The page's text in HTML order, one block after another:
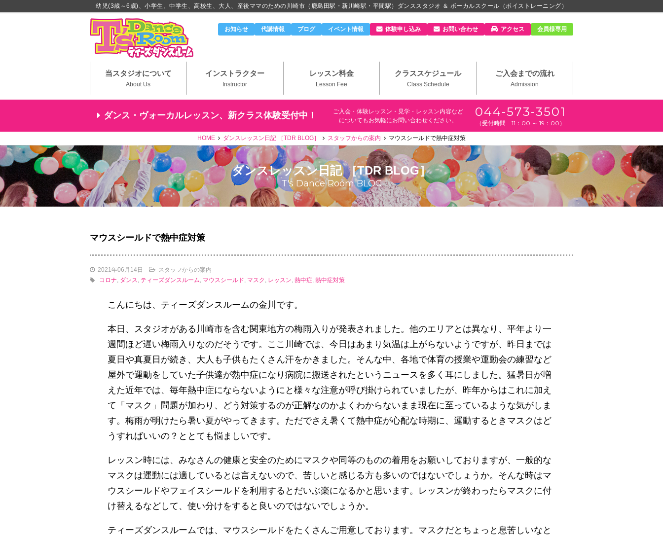
幼児(3歳～6歳)、小学生、中学生、高校生、大人、産後ママのための川崎市（鹿島田駅・新川崎駅・平間駅）ダンススタジオ ＆ ボーカルスクール（ボイストレーニング）
川崎市のダンススタジオ＆ボーカルスクール「T's Dance Room」
お知らせ 代講情報 ブログ イベント情報 体験申し込み お問い合わせ アクセス 会員様専用
当スタジオについて
About Us
インストラクター
Instructor
レッスン料金
Lesson Fee
クラススケジュール
Class Schedule
ご入会までの流れ
Admission
ダンス・ヴォーカルレッスン、新クラス体験受付中！
ご入会・体験レッスン・見学・レッスン内容など
についてもお気軽にお問い合わせください。
044-573-3501
（受付時間 11：00 ～ 19：00）
HOME ダンスレッスン日記 ［TDR BLOG］ スタッフからの案内 マウスシールドで熱中症対策
ダンスレッスン日記 ［TDR BLOG］
T's Dance Room BLOG
マウスシールドで熱中症対策
2021年06月14日
スタッフからの案内
コロナ, ダンス, ティーズダンスルーム, マウスシールド, マスク , レッスン, 熱中症, 熱中症対策
こんにちは、ティーズダンスルームの金川です。
本日、スタジオがある川崎市を含む関東地方の梅雨入りが発表されました。他のエリアとは異なり、平年より一
週間ほど遅い梅雨入りなのだそうです。ここ川崎では、今日はあまり気温は上がらないようですが、昨日までは
夏日や真夏日が続き、大人も子供もたくさん汗をかきました。そんな中、各地で体育の授業や運動会の練習など
屋外で運動をしていた子供達が熱中症になり病院に搬送されたというニュースを多く耳にしました。猛暑日が増
えた近年では、毎年熱中症にならないようにと様々な注意が呼び掛けられていましたが、昨年からはこれに加え
て「マスク」問題が加わり、どう対策するのが正解なのかよくわからないまま現在に至っているような気がしま
す。梅雨が明けたら暑い夏がやってきます。ただでさえ暑くて熱中症が心配な時期に、運動するときマスクはど
うすればいいの？ととても悩ましいです。
レッスン時には、みなさんの健康と安全のためにマスクや同等のものの着用をお願いしておりますが、一般的な
マスクは運動には適しているとは言えないので、苦しいと感じる方も多いのではないでしょうか。そんな時はマ
ウスシールドやフェイスシールドを利用するとだいぶ楽になるかと思います。レッスンが終わったらマスクに付
け替えるなどして、使い分けをすると良いのではないでしょうか。
ティーズダンスルームでは、マウスシールドをたくさんご用意しております。マスクだとちょっと息苦しいなと